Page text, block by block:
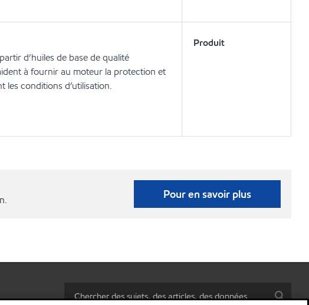
d’huiles de base de qualité
à fournir au moteur la protection et
les conditions d’utilisation.
Produit
Pour en savoir plus